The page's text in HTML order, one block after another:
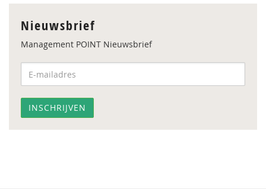
Nieuwsbrief
Management POINT Nieuwsbrief